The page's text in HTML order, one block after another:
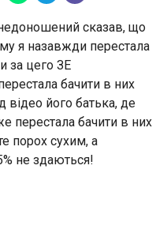
сказав, що
я назавжди перестала
за цего ЗЕ
бачити в них
відео його батька, де
перестала бачити в них
порох сухим, а
не здаються!